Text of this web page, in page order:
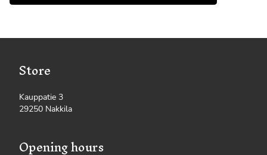
Store
Kauppatie 3
29250 Nakkila
Opening hours